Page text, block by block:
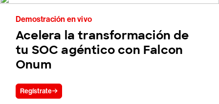
Demostración en vivo
Acelera la transformación de
tu SOC agéntico con Falcon
Onum
Regístrate